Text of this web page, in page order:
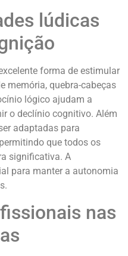
lúdicas
forma de estimular
memória, quebra-cabeças
lógico ajudam a
o declínio cognitivo. Além
adaptadas para
que todos os
significativa. A
para manter a autonomia
nas